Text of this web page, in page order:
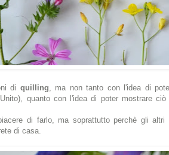
di quilling, ma non tanto con l'idea di
quanto con l'idea di poter mostrare
di farlo, ma soprattutto perchè gli altri
di casa.